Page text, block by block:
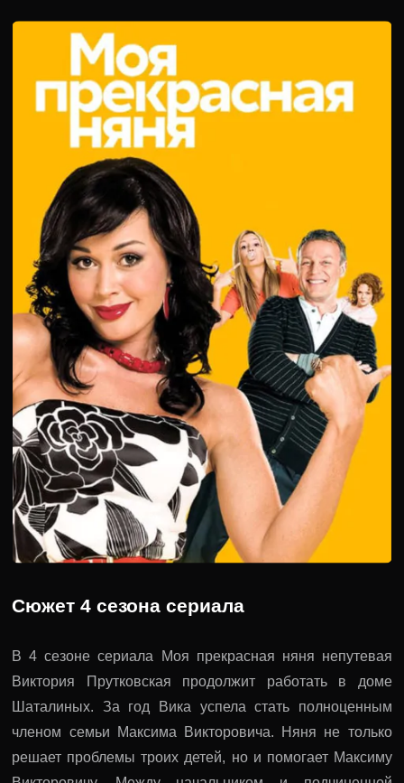
Сюжет 4 сезона сериала
В 4 сезоне сериала Моя прекрасная няня непутевая
Виктория Прутковская продолжит работать в доме
Шаталиных. За год Вика успела стать полноценным
членом семьи Максима Викторовича. Няня не только
решает проблемы троих детей, но и помогает Максиму